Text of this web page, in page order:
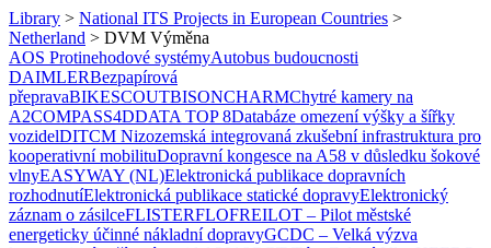
Library > National ITS Projects in European Countries >
Netherland > DVM Výměna
AOS Protinehodové systémyAutobus budoucnosti
DAIMLERBezpapírová
přepravaBIKESCOUTBISONCHARMChytré kamery na
A2COMPASS4DDATA TOP 8Databáze omezení výšky a šířky
vozidelDITCM Nizozemská integrovaná zkušební infrastruktura pro
kooperativní mobilituDopravní kongesce na A58 v důsledku šokové
vlnyEASYWAY (NL)Elektronická publikace dopravních
rozhodnutíElektronická publikace statické dopravyElektronický
záznam o zásilceFLISTERFLOFREILOT – Pilot městské
energeticky účinné nákladní dopravyGCDC – Velká výzva